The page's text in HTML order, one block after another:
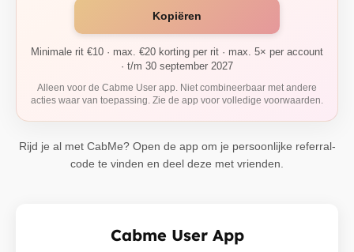
Kopiëren
Minimale rit €10 · max. €20 korting per rit · max. 5× per account
· t/m 30 september 2027
Alleen voor de Cabme User app. Niet combineerbaar met andere
acties waar van toepassing. Zie de app voor volledige voorwaarden.
Rijd je al met CabMe? Open de app om je persoonlijke referral-
code te vinden en deel deze met vrienden.
Cabme User App